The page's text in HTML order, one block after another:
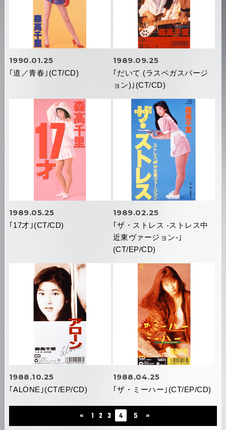
1990.01.25
｢道／青春｣(CT/CD)
1989.09.25
｢だいて (ラスベガスバージ
ョン)｣(CT/CD)
1989.05.25
｢17才｣(CT/CD)
1989.02.25
｢ザ・ストレス -ストレス中
近東ヴァージョン-｣
(CT/EP/CD)
1988.10.25
｢ALONE｣(CT/EP/CD)
1988.04.25
｢ザ・ミーハー｣(CT/EP/CD)
« 1 2 3 4 5 »